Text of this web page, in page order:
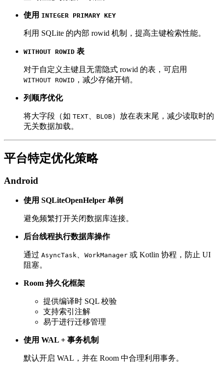
使用 INTEGER PRIMARY KEY
利用 SQLite 的内部 rowid 机制，提高主键检索性能。
WITHOUT ROWID 表
对于自定义主键且无需隐式 rowid 的表，可启用
WITHOUT ROWID ，减少存储开销。
列顺序优化
将大字段（如 TEXT BLOB）放在表末尾，减少读取时的
无关数据加载。
平台特定优化策略
Android
使用 SQLiteOpenHelper 单例
避免频繁打开关闭数据库连接。
后台线程执行数据库操作
通过 AsyncTask WorkManager 或 Kotlin 协程，防止 UI
阻塞。
Room 持久化框架
提供编译时 SQL 校验
支持索引注解
易于进行迁移管理
使用 WAL + 事务机制
默认开启 WAL，并在 Room 中合理利用事务。